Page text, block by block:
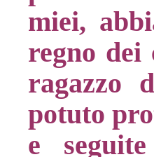
miei,
regno
ragazzo
potuto
e